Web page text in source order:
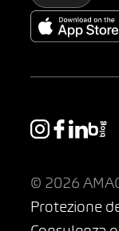
© 2026
Protezione